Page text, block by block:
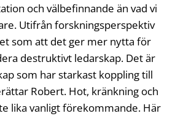
och välbefinnande än vad vi
Utifrån forskningsperspektiv
som att det ger mer nytta för
destruktivt ledarskap. Det är
som har starkast koppling till
Robert. Hot, kränkning och
lika vanligt förekommande. Här